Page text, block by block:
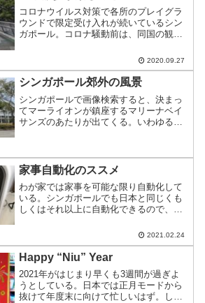
コロナウイルス対策で各所のプレイグラ
ウンドで限定受け入れが続いているシン
ガポール。コロナ騒動前は、同国の観光
2020.09.27
シンガポール郊外の風景
シンガポールで画像検索すると、決まっ
てマーライオンが鎮座するマリーナベイ
サンズのあたりが出てくる。いわゆるこ
－おそらくこんな風景を撮影していくの
だろう。ショッピングセン...
家事自動化のススメ
わが家では家事を可能な限り自動化して
いる。シンガポールでも日本と同じくも
しくはそれ以上に自動化できるので、
2021.02.24
Happy “Niu” Year
2021年がはじまり早くも3週間が過ぎよ
うとしている。日本では正月モードから
抜けて年度末に向けて忙しいはず。しか